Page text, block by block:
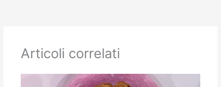
Articoli correlati